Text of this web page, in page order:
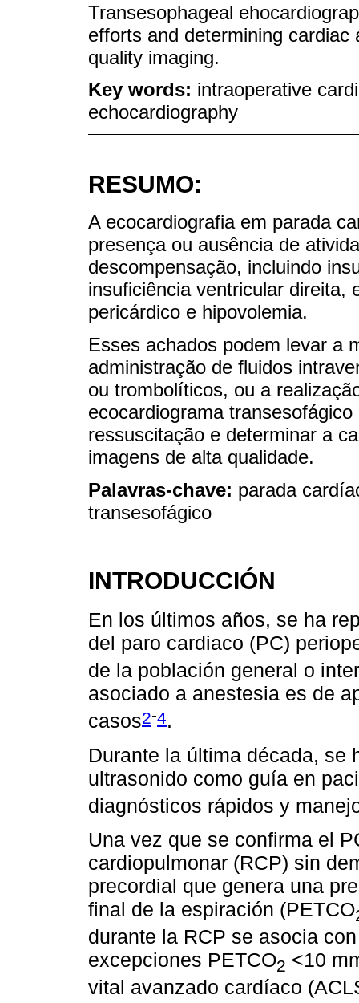
Transesophageal
efforts and determining
quality imaging.
Key words: intraoperative
echocardiography
RESUMO:
A ecocardiografia em parada
presença ou ausência de
descompensação, incluindo
insuficiência ventricular direita,
pericárdico e hipovolemia.
Esses achados podem levar a
administração de fluidos
ou trombolíticos, ou a
ecocardiograma
ressuscitação e determinar a
imagens de alta qualidade.
Palavras-chave: parada
transesofágico
INTRODUCCIÓN
En los últimos años, se ha
del paro cardiaco (PC)
de la población general o
asociado a anestesia es de
casos2-4.
Durante la última década, se
ultrasonido como guía en
diagnósticos rápidos y
Una vez que se confirma el
cardiopulmonar (RCP) sin
precordial que genera una
final de la espiración (PETCO
durante la RCP se asocia
excepciones PETCO2 <10
vital avanzado cardíaco